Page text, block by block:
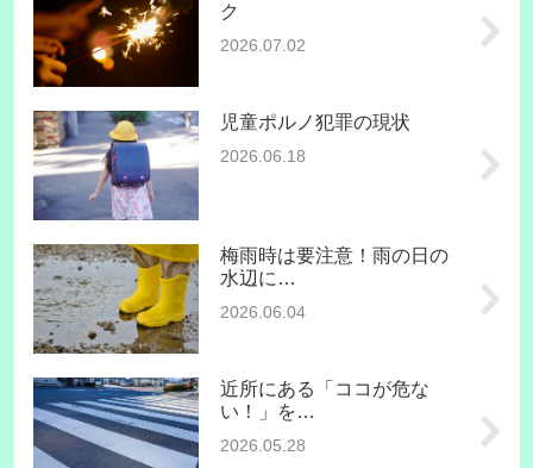
ク
2026.07.02
児童ポルノ犯罪の現状
2026.06.18
梅雨時は要注意！雨の日の
水辺に…
2026.06.04
近所にある「ココが危な
い！」を…
2026.05.28